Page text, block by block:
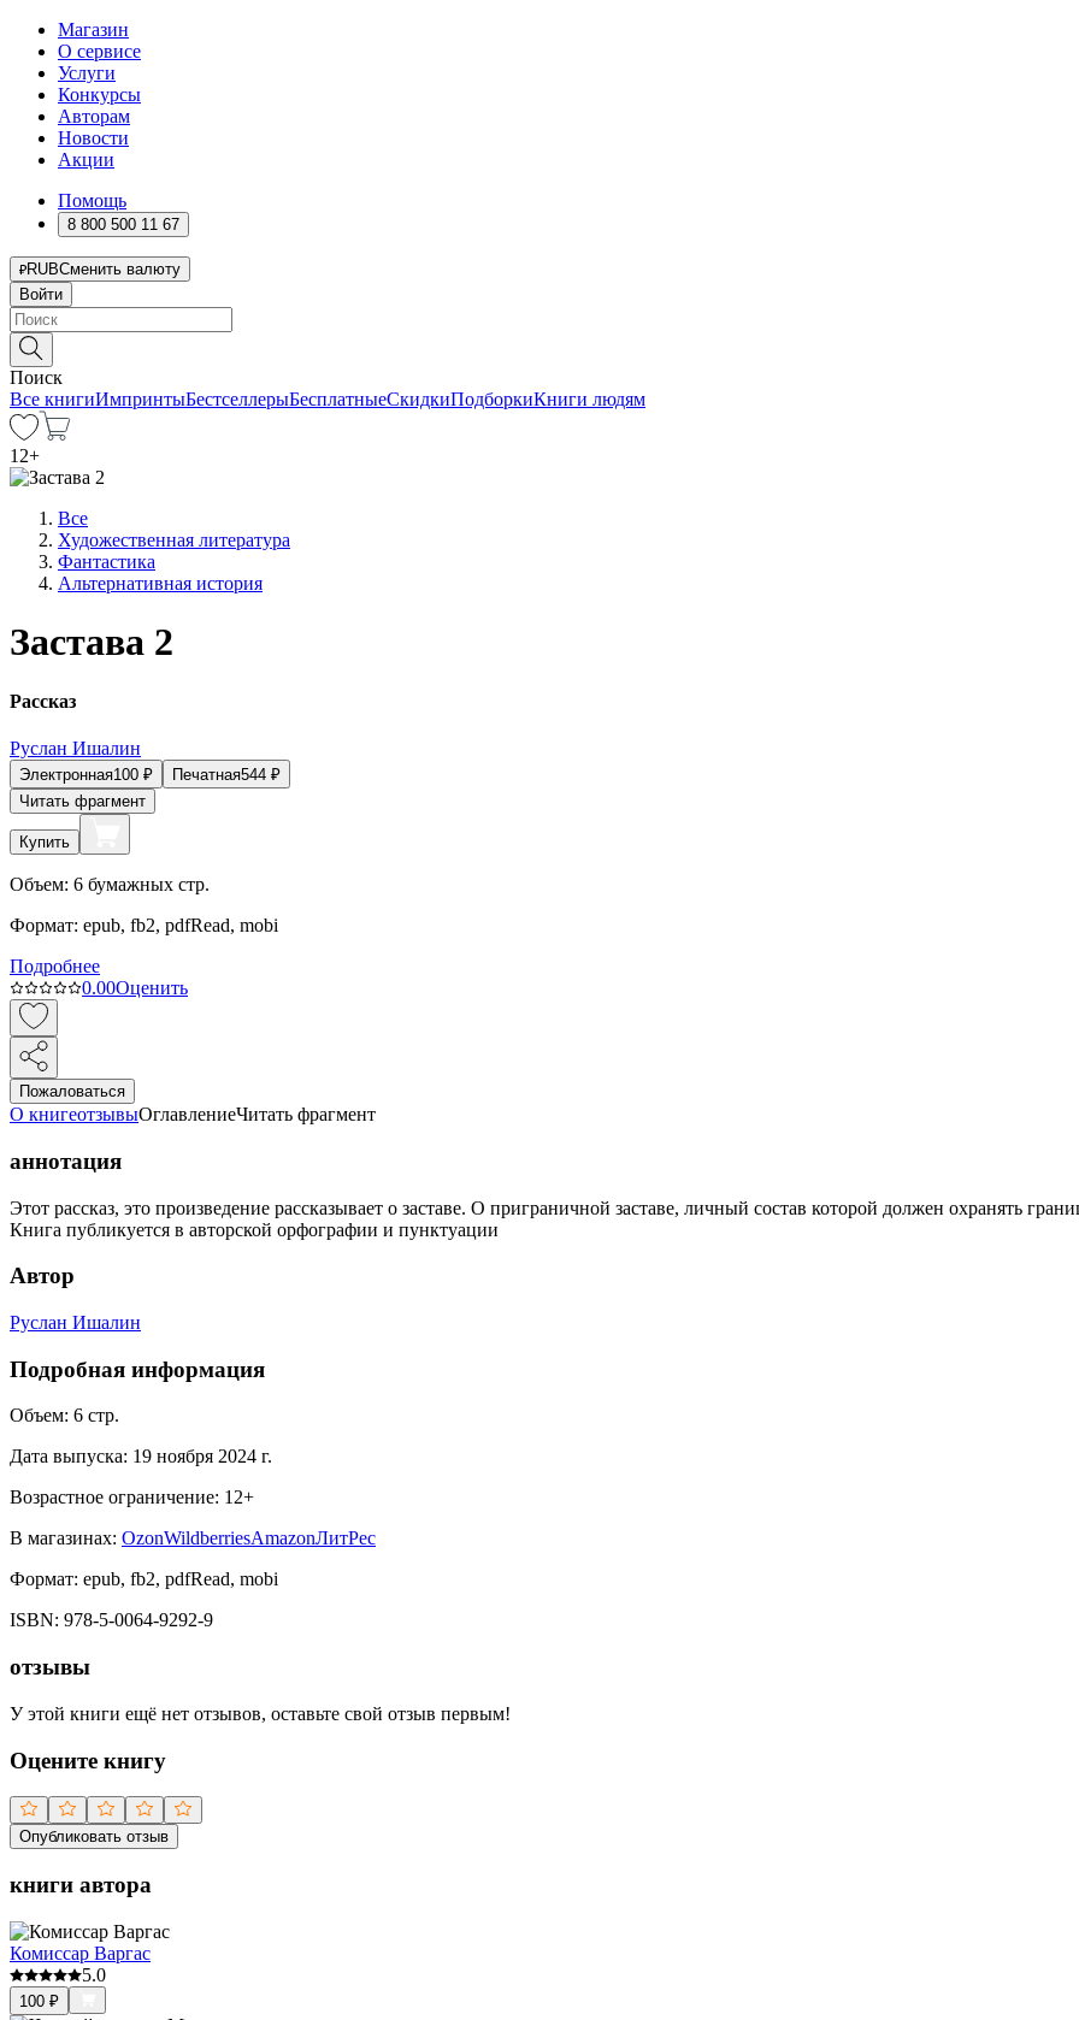
Магазин
О сервисе
Услуги
Конкурсы
Авторам
Новости
Акции
Помощь
8 800 500 11 67
RUBСменить валюту
Войти
Поиск
Все книгиИмпринтыБестселлерыБесплатныеСкидкиПодборкиКниги людям
12+
Все
Художественная литература
Фантастика
Альтернативная история
Застава 2
Рассказ
Руслан Ишалин
Электронная100 ₽ Печатная544 ₽
Читать фрагмент
Купить
Объем: 6 бумажных стр.
Формат: epub, fb2, pdfRead, mobi
Подробнее
0.00Оценить
Пожаловаться
О книгеотзывыОглавлениеЧитать фрагмент
аннотация
Этот рассказ, это произведение рассказывает о заставе. О приграничной заставе, личный состав которой должен охранять
Книга публикуется в авторской орфографии и пунктуации
Автор
Руслан Ишалин
Подробная информация
Объем: 6 стр.
Дата выпуска: 19 ноября 2024 г.
Возрастное ограничение: 12+
В магазинах: OzonWildberriesAmazonЛитРес
Формат: epub, fb2, pdfRead, mobi
ISBN: 978-5-0064-9292-9
отзывы
У этой книги ещё нет отзывов, оставьте свой отзыв первым!
Оцените книгу
Опубликовать отзыв
книги автора
Комиссар Варгас
5.0
100 ₽